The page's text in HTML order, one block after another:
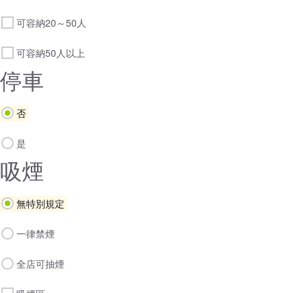
可容納20～50人
可容納50人以上
停車
否
是
吸煙
無特別規定
一律禁煙
全店可抽煙